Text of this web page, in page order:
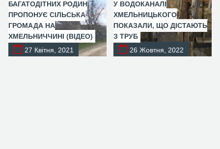
БАГАТОДІТНИХ РОДИН
ПРОПОНУЄ СІЛЬСЬКА
ГРОМАДА НА
ХМЕЛЬНИЧЧИНІ (ВІДЕО)
27 Квітня, 2021
У ВОДОКАНАЛІ
ХМЕЛЬНИЦЬКОГО
ПОКАЗАЛИ, ЩО ДІСТАЮТЬ
З ТРУБ
26 Жовтня, 2022